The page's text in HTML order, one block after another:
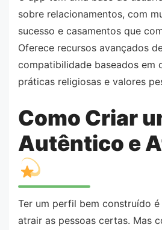
sobre relacionamentos, com
sucesso e casamentos que
Oferece recursos avançados
compatibilidade baseados em
práticas religiosas e valores
Como Criar
Autêntico e
Ter um perfil bem construído
atrair as pessoas certas. Mas